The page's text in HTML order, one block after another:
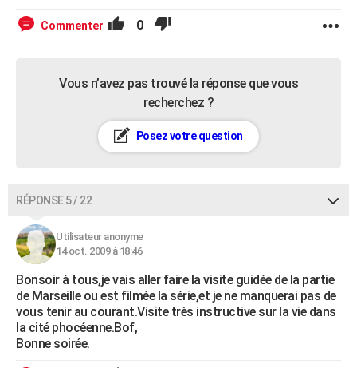
Commenter 0
Vous n’avez pas trouvé la réponse que vous
recherchez ?
Posez votre question
RÉPONSE 5 / 22
Utilisateur anonyme
14 oct. 2009 à 18:46
Bonsoir à tous,je vais aller faire la visite guidée de la partie
de Marseille ou est filmée la série,et je ne manquerai pas de
vous tenir au courant.Visite très instructive sur la vie dans
la cité phocéenne.Bof,
Bonne soirée.